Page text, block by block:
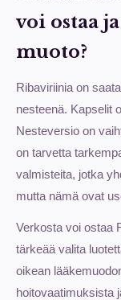
voi ostaa
muoto?
Ribaviriinia on
nesteenä. Kapselit
Nesteversio on
on tarvetta
valmisteita, jotka
mutta nämä ovat
Verkosta voi ostaa
tärkeää valita
oikean
hoitovaatimuksista